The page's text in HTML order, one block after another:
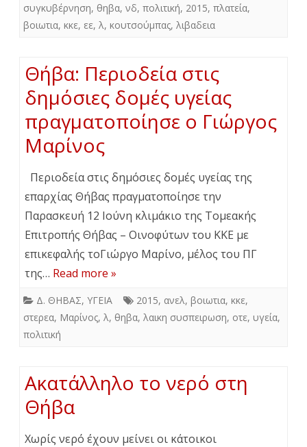
συγκυβέρνηση, θηβα, νδ, πολιτική, 2015, πλατεία,
βοιωτια, κκε, εε, λ, κουτσούμπας, λιβαδεια
Θήβα: Περιοδεία στις
δημόσιες δομές υγείας
πραγματοποίησε ο Γιώργος
Μαρίνος
Περιοδεία στις δημόσιες δομές υγείας της
επαρχίας Θήβας πραγματοποίησε την
Παρασκευή 12 Ιούνη κλιμάκιο της Τομεακής
Επιτροπής Θήβας – Οινοφύτων του ΚΚΕ με
επικεφαλής τοΓιώργο Μαρίνο, μέλος του ΠΓ
της… Read more »
Δ. ΘΗΒΑΣ, ΥΓΕΙΑ 2015, ανελ, βοιωτια, κκε,
στερεα, Μαρίνος, λ, θηβα, λαικη συσπειρωση, οτε, υγεία,
πολιτική
Ακατάλληλο το νερό στη
Θήβα
Χωρίς νερό έχουν μείνει οι κάτοικοι